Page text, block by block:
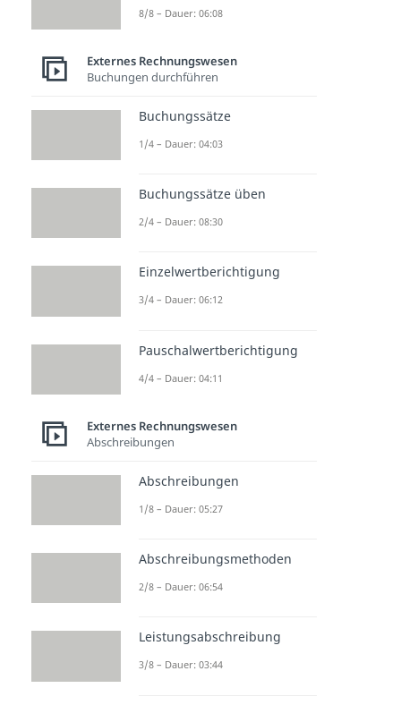
8/8 – Dauer: 06:08
Externes Rechnungswesen
Buchungen durchführen
Buchungssätze
1/4 – Dauer: 04:03
Buchungssätze üben
2/4 – Dauer: 08:30
Einzelwertberichtigung
3/4 – Dauer: 06:12
Pauschalwertberichtigung
4/4 – Dauer: 04:11
Externes Rechnungswesen
Abschreibungen
Abschreibungen
1/8 – Dauer: 05:27
Abschreibungsmethoden
2/8 – Dauer: 06:54
Leistungsabschreibung
3/8 – Dauer: 03:44